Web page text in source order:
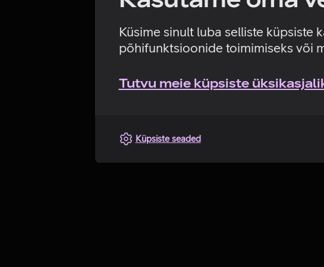
Küsime sinult luba selliste küpsiste
põhifunktsioonide toimimiseks või
Tutvu meie küpsiste
Küpsiste seaded